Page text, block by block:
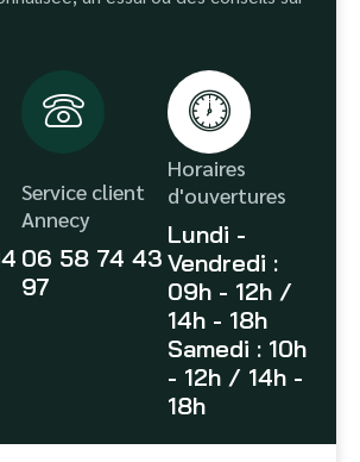
Service client
Annecy
06 58 74 43
97
Horaires
d'ouvertures
Lundi -
Vendredi :
09h - 12h /
14h - 18h
Samedi : 10h
- 12h / 14h -
18h